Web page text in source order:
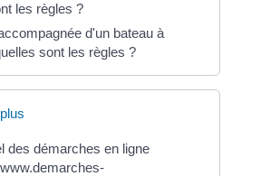
les règles ?
d'un bateau à
sont les règles ?
des démarches en ligne